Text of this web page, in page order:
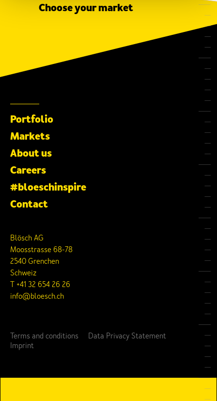
Choose your market
Portfolio
Markets
About us
Careers
#bloeschinspire
Contact
Blösch AG
Moosstrasse 68-78
2540 Grenchen
Schweiz
T +41 32 654 26 26
info@bloesch.ch
Terms and conditions
Data Privacy Statement
Imprint